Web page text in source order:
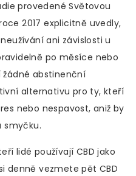
provedené Světovou
2017 explicitně uvedly,
ani závislosti u
po měsíce nebo
žádné abstinenční
alternativu pro ty, kteří
nebo nespavost, aniž by
smyčku.
lidé používají CBD jako
denně vezmete pět CBD